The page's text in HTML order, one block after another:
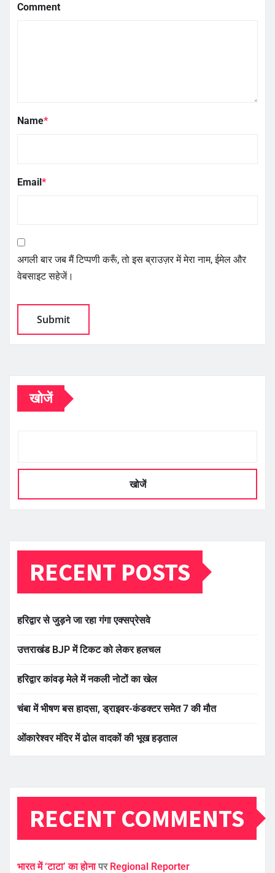
Comment
Name*
Email*
अगली बार जब मैं टिप्पणी करूँ, तो इस ब्राउज़र में मेरा नाम, ईमेल और
वेबसाइट सहेजें।
खोजें
खोजें
RECENT POSTS
हरिद्वार से जुड़ने जा रहा गंगा एक्सप्रेसवे
उत्तराखंड BJP में टिकट को लेकर हलचल
हरिद्वार कांवड़ मेले में नकली नोटों का खेल
चंबा में भीषण बस हादसा, ड्राइवर-कंडक्टर समेत 7 की मौत
ओंकारेश्वर मंदिर में ढोल वादकों की भूख हड़ताल
RECENT COMMENTS
भारत में ‘टाटा’ का होनापर Regional Reporter